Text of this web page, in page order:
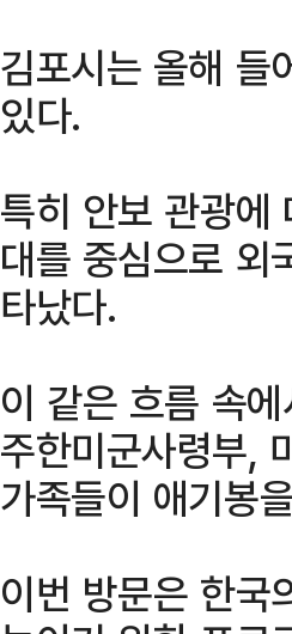
김포시는 올해
있다.
특히 안보 관광에
대를 중심으로 외
타났다.
이 같은 흐름 속
주한미군사령부,
가족들이 애기봉
이번 방문은 한국